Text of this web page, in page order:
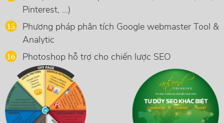
Pinterest, ...)
Phương pháp phân tích Google webmaster Tool &
Analytic
Photoshop hỗ trợ cho chiến lược SEO